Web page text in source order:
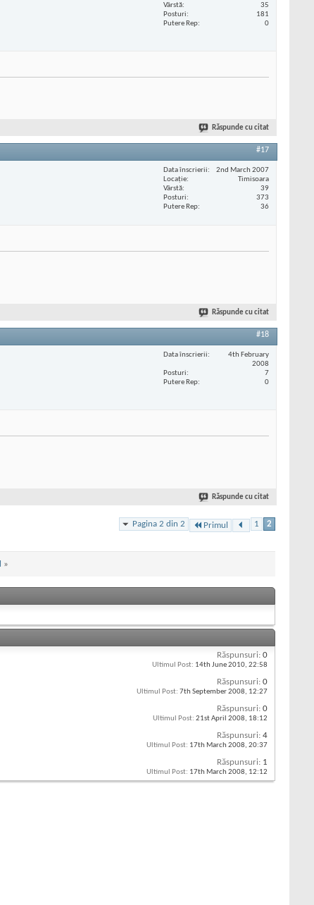
Vârstă
35
Posturi
181
Putere Rep
0
Răspunde cu citat
#17
Data înscrierii
2nd March 2007
Locaţie
Timisoara
Vârstă
39
Posturi
373
Putere Rep
36
Răspunde cu citat
#18
Data înscrierii
4th February
2008
Posturi
7
Putere Rep
0
Răspunde cu citat
Pagina 2 din 2 Primul 1 2
»
Răspunsuri: 0
Ultimul Post: 14th June 2010, 22:58
Răspunsuri: 0
Ultimul Post: 7th September 2008, 12:27
Răspunsuri: 0
Ultimul Post: 21st April 2008, 18:12
Răspunsuri: 4
Ultimul Post: 17th March 2008, 20:37
Răspunsuri: 1
Ultimul Post: 17th March 2008, 12:12